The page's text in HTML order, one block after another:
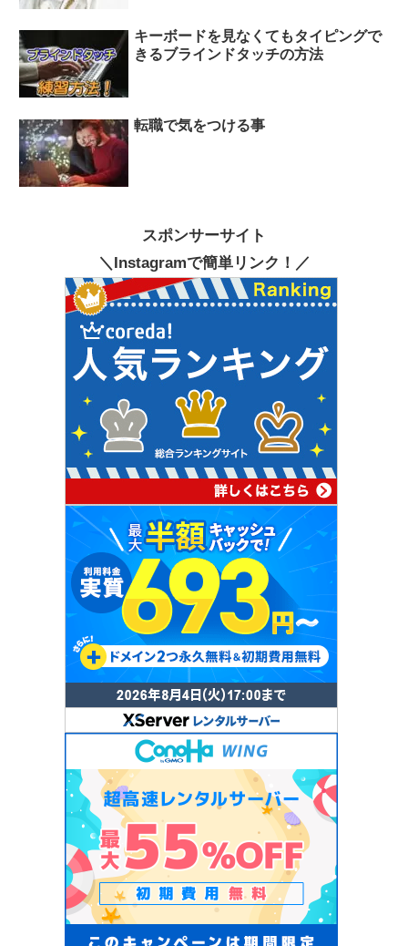
キーボードを見なくてもタイピングで
きるブラインドタッチの方法
転職で気をつける事
スポンサーサイト
＼Instagramで簡単リンク！／